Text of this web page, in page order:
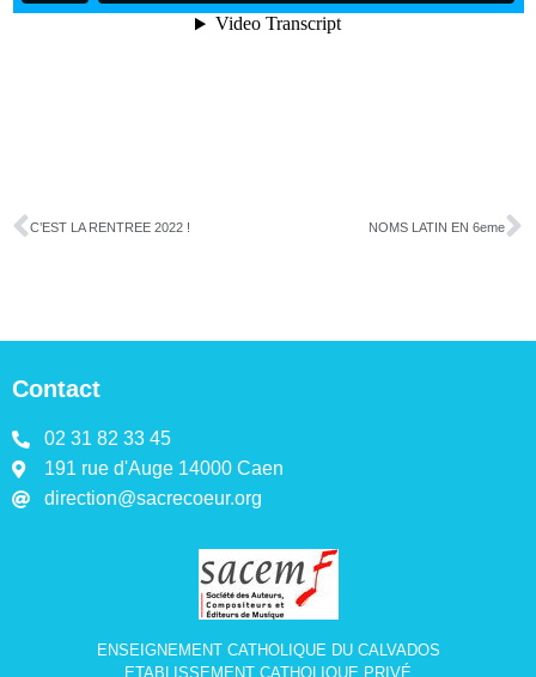
C’EST LA RENTREE 2022 ! NOMS LATIN EN 6eme
Contact
02 31 82 33 45
191 rue d'Auge 14000 Caen
direction@sacrecoeur.org
ENSEIGNEMENT CATHOLIQUE DU CALVADOS
ETABLISSEMENT CATHOLIQUE PRIVÉ